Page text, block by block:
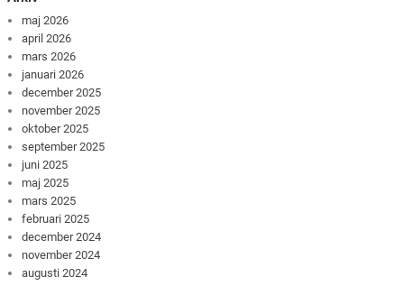
maj 2026
april 2026
mars 2026
januari 2026
december 2025
november 2025
oktober 2025
september 2025
juni 2025
maj 2025
mars 2025
februari 2025
december 2024
november 2024
augusti 2024